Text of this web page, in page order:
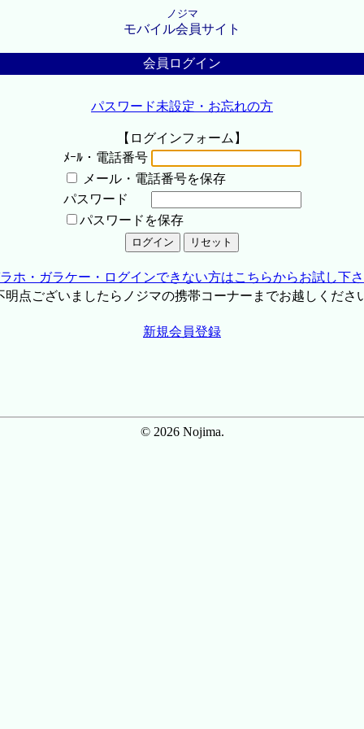
ノジマ
モバイル会員サイト
会員ログイン
パスワード未設定・お忘れの方
【ログインフォーム】
ﾒｰﾙ・電話番号
メール・電話番号を保存
パスワード
パスワードを保存
ホ・ガラケー・ログインできない方はこちらからお試し下
点ございましたらノジマの携帯コーナーまでお越しくださ
新規会員登録
© 2026 Nojima.